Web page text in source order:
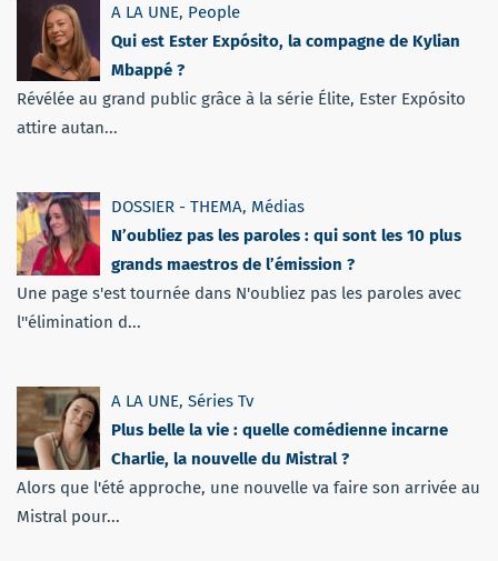
A LA UNE, People
Qui est Ester Expósito, la compagne de Kylian
Mbappé ?
Révélée au grand public grâce à la série Élite, Ester Expósito
attire autan...
DOSSIER - THEMA, Médias
N’oubliez pas les paroles : qui sont les 10 plus
grands maestros de l’émission ?
Une page s'est tournée dans N'oubliez pas les paroles avec
l''élimination d...
A LA UNE, Séries Tv
Plus belle la vie : quelle comédienne incarne
Charlie, la nouvelle du Mistral ?
Alors que l'été approche, une nouvelle va faire son arrivée au
Mistral pour...